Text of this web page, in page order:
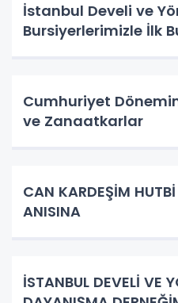
İstanbul Develi ve
Bursiyerlerimizle İlk
Cumhuriyet
ve Zanaatkarlar
CAN KARDEŞİM
ANISINA
İSTANBUL DEVELİ VE